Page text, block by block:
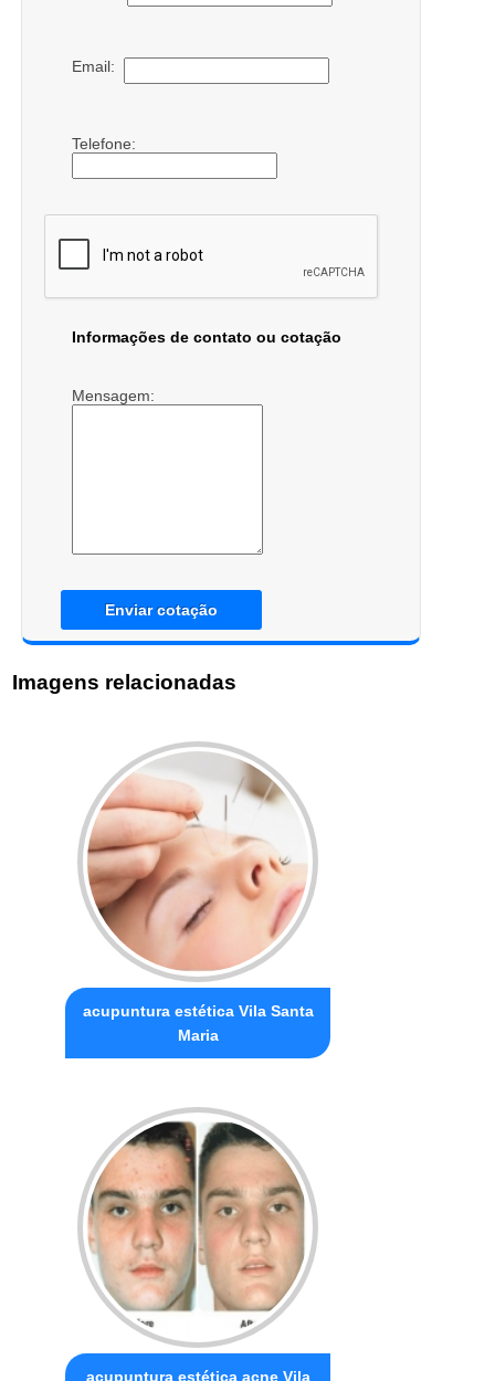
Email:
Telefone:
Informações de contato ou cotação
Mensagem:
Enviar cotação
Imagens relacionadas
acupuntura estética Vila Santa
Maria
acupuntura estética acne Vila